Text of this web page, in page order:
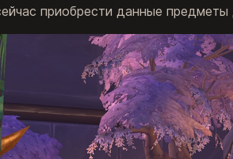
приобрести данные предметы